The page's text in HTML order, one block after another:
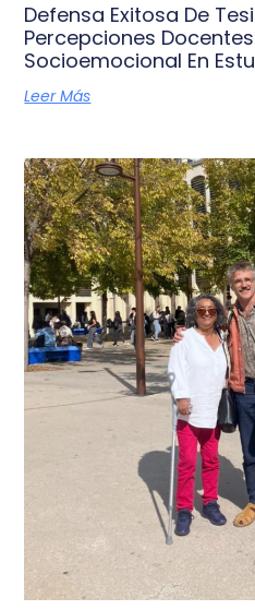
Defensa Exitosa De
Percepciones
Socioemocional En
Leer Más